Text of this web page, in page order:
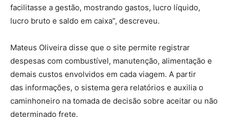
facilitasse a gestão, mostrando gastos, lucro líquido,
lucro bruto e saldo em caixa”, descreveu.
Mateus Oliveira disse que o site permite registrar
despesas com combustível, manutenção, alimentação e
demais custos envolvidos em cada viagem. A partir
das informações, o sistema gera relatórios e auxilia o
caminhoneiro na tomada de decisão sobre aceitar ou não
determinado frete.